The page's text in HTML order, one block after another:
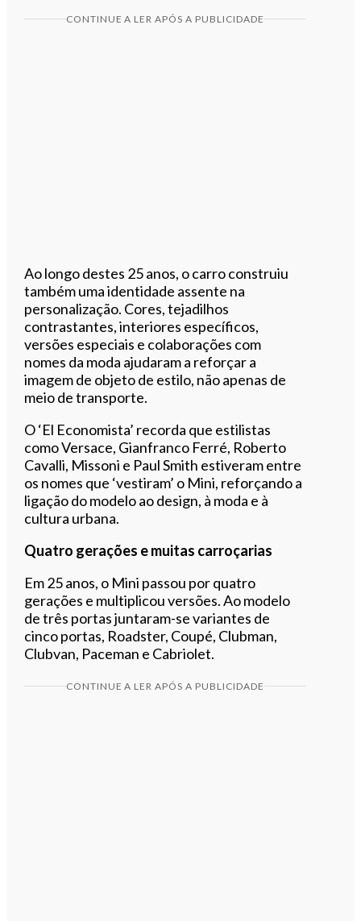
CONTINUE A LER APÓS A PUBLICIDADE
Ao longo destes 25 anos, o carro construiu
também uma identidade assente na
personalização. Cores, tejadilhos
contrastantes, interiores específicos,
versões especiais e colaborações com
nomes da moda ajudaram a reforçar a
imagem de objeto de estilo, não apenas de
meio de transporte.
O ‘El Economista’ recorda que estilistas
como Versace, Gianfranco Ferré, Roberto
Cavalli, Missoni e Paul Smith estiveram entre
os nomes que ‘vestiram’ o Mini, reforçando a
ligação do modelo ao design, à moda e à
cultura urbana.
Quatro gerações e muitas carroçarias
Em 25 anos, o Mini passou por quatro
gerações e multiplicou versões. Ao modelo
de três portas juntaram-se variantes de
cinco portas, Roadster, Coupé, Clubman,
Clubvan, Paceman e Cabriolet.
CONTINUE A LER APÓS A PUBLICIDADE